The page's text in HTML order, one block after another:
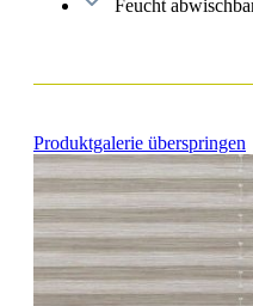
Feucht
Produktgalerie überspringen